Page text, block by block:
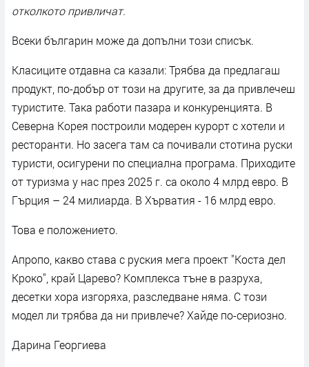
отколкото привличат.
Всеки българин може да допълни този списък.
Класиците отдавна са казали: Трябва да предлагаш
продукт, по-добър от този на другите, за да привлечеш
туристите. Така работи пазара и конкуренцията. В
Северна Корея построили модерен курорт с хотели и
ресторанти. Но засега там са почивали стотина руски
туристи, осигурени по специална програма. Приходите
от туризма у нас през 2025 г. са около 4 млрд евро. В
Гърция – 24 милиарда. В Хърватия - 16 млрд евро.
Това е положението.
Апропо, какво става с руския мега проект "Коста дел
Кроко", край Царево? Комплекса тъне в разруха,
десетки хора изгоряха, разследване няма. С този
модел ли трябва да ни привлече? Хайде по-сериозно.
Дарина Георгиева